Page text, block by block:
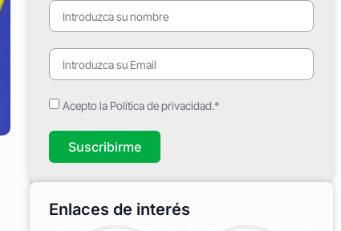
Acepto la Política de privacidad.*
Suscribirme
Enlaces de interés